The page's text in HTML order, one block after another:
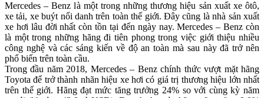
Mercedes – Benz là một trong những thương hiệu sản xuất xe ôtô,
xe tải, xe buýt nổi danh trên toàn thế giới. Đây cũng là nhà sản xuất
xe hơi lâu đời nhất còn tồn tại đến ngày nay. Mercedes – Benz còn
là một trong những hãng đi tiên phong trong việc giới thiệu nhiều
công nghệ và các sáng kiến về độ an toàn mà sau này đã trở nên
phổ biến trên toàn cầu.
Trong đầu năm 2018, Mercedes – Benz chính thức vượt mặt hãng
Toyota để trở thành nhãn hiệu xe hơi có giá trị thương hiệu lớn nhất
trên thế giới. Hãng đạt mức tăng trưởng 24% so với cùng kỳ năm